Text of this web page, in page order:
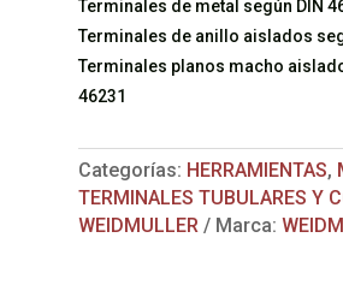
Terminales de metal según DIN
Terminales de anillo aislados
Terminales planos macho
46231
Categorías: HERRAMIENTAS,
TERMINALES TUBULARES Y
WEIDMULLER
Marca: